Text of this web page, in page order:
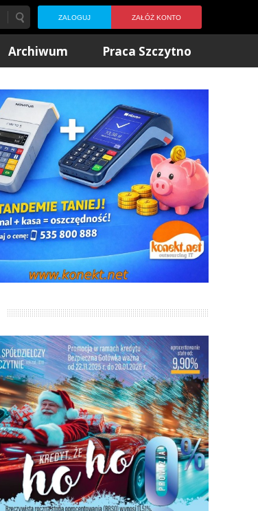
ZALOGUJ ZAŁÓŻ KONTO
Archiwum Praca Szczytno